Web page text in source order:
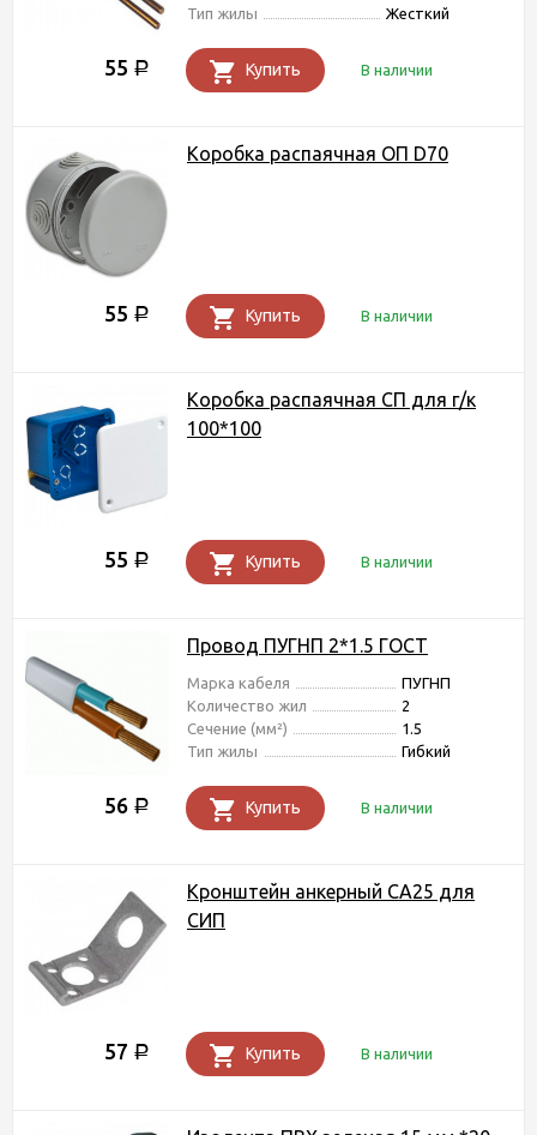
Тип жилы
Жесткий
55 Р Купить В наличии
Коробка распаячная ОП D70
55 Р Купить В наличии
Коробка распаячная СП для г/к
100*100
55 Р Купить В наличии
Провод ПУГНП 2*1.5 ГОСТ
Марка кабеля
ПУГНП
Количество жил
2
Сечение (мм²)
1.5
Тип жилы
Гибкий
56 Р Купить В наличии
Кронштейн анкерный СА25 для
СИП
57 Р Купить В наличии